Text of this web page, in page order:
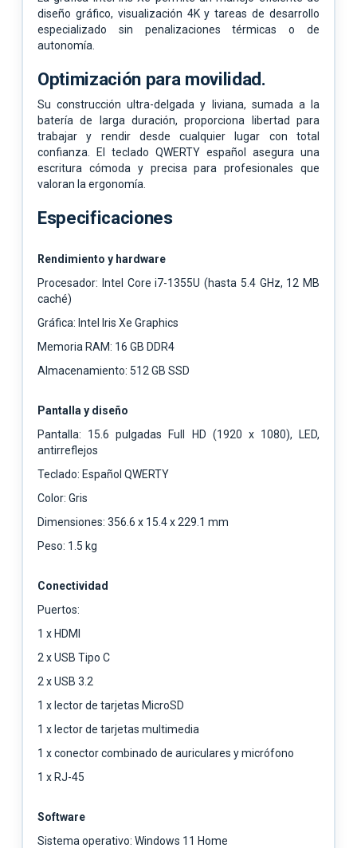
diseño gráfico, visualización 4K y tareas de desarrollo
especializado sin penalizaciones térmicas o de
autonomía.
Optimización para movilidad.
Su construcción ultra-delgada y liviana, sumada a la
batería de larga duración, proporciona libertad para
trabajar y rendir desde cualquier lugar con total
confianza. El teclado QWERTY español asegura una
escritura cómoda y precisa para profesionales que
valoran la ergonomía.
Especificaciones
Rendimiento y hardware
Procesador: Intel Core i7-1355U (hasta 5.4 GHz, 12 MB
caché)
Gráfica: Intel Iris Xe Graphics
Memoria RAM: 16 GB DDR4
Almacenamiento: 512 GB SSD
Pantalla y diseño
Pantalla: 15.6 pulgadas Full HD (1920 x 1080), LED,
antirreflejos
Teclado: Español QWERTY
Color: Gris
Dimensiones: 356.6 x 15.4 x 229.1 mm
Peso: 1.5 kg
Conectividad
Puertos:
1 x HDMI
2 x USB Tipo C
2 x USB 3.2
1 x lector de tarjetas MicroSD
1 x lector de tarjetas multimedia
1 x conector combinado de auriculares y micrófono
1 x RJ-45
Software
Sistema operativo: Windows 11 Home